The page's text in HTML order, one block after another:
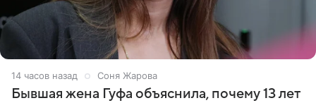
14 часов назад Соня Жарова
Бывшая жена Гуфа объяснила, почему 13 лет